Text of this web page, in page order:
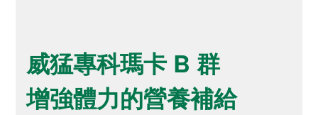
威猛專科瑪卡 B 群
增強體力的營養補給